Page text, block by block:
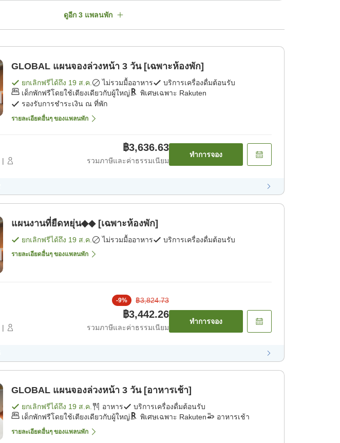
ดูอีก 3แพลนพัก
GLOBAL แผนจองล่วงหน้า 3 วัน [เฉพาะห้องพัก]
ยกเลิกฟรีได้ถึง 19 ส.ค. ไม่รวมมื้ออาหาร
บริการเครื่องดื่มต้อนรับ
เด็กพักฟรีโดยใช้เตียงเดียวกับผู้ใหญ่
พิเศษเฉพาะ Rakuten
รองรับการชำระเงิน ณ ที่พัก
รายละเอียดอื่นๆ ของแพลนพัก
|
฿3,636.63
รวมภาษีและค่าธรรมเนียม
ทำการจอง
แผนงานที่ยืดหยุ่น◆◆ [เฉพาะห้องพัก]
ยกเลิกฟรีได้ถึง 19 ส.ค. ไม่รวมมื้ออาหาร บริการเครื่องดื่มต้อนรับ
รายละเอียดอื่นๆ ของแพลนพัก
|
-9% ฿3,824.73
฿3,442.26
รวมภาษีและค่าธรรมเนียม
ทำการจอง
GLOBAL แผนจองล่วงหน้า 3 วัน [อาหารเช้า]
ยกเลิกฟรีได้ถึง 19 ส.ค. อาหาร
บริการเครื่องดื่มต้อนรับ
เด็กพักฟรีโดยใช้เตียงเดียวกับผู้ใหญ่
พิเศษเฉพาะ Rakuten อาหารเช้า
รายละเอียดอื่นๆ ของแพลนพัก